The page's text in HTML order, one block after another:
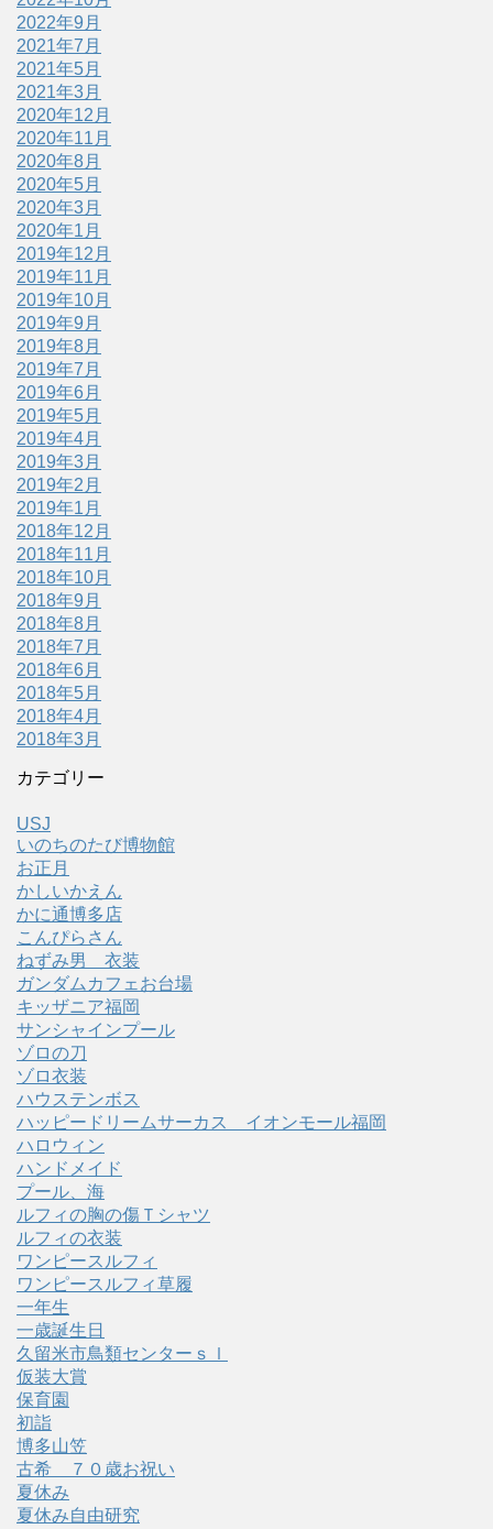
2022年9月
2021年7月
2021年5月
2021年3月
2020年12月
2020年11月
2020年8月
2020年5月
2020年3月
2020年1月
2019年12月
2019年11月
2019年10月
2019年9月
2019年8月
2019年7月
2019年6月
2019年5月
2019年4月
2019年3月
2019年2月
2019年1月
2018年12月
2018年11月
2018年10月
2018年9月
2018年8月
2018年7月
2018年6月
2018年5月
2018年4月
2018年3月
カテゴリー
USJ
いのちのたび博物館
お正月
かしいかえん
かに通博多店
こんぴらさん
ねずみ男 衣装
ガンダムカフェお台場
キッザニア福岡
サンシャインプール
ゾロの刀
ゾロ衣装
ハウステンボス
ハッピードリームサーカス イオンモール福岡
ハロウィン
ハンドメイド
プール、海
ルフィの胸の傷Ｔシャツ
ルフィの衣装
ワンピースルフィ
ワンピースルフィ草履
一年生
一歳誕生日
久留米市鳥類センターｓｌ
仮装大賞
保育園
初詣
博多山笠
古希 ７０歳お祝い
夏休み
夏休み自由研究